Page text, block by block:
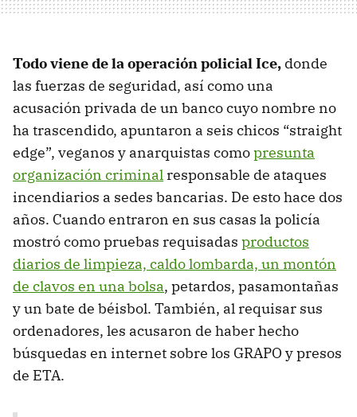
Todo viene de la operación policial Ice, donde
las fuerzas de seguridad, así como una
acusación privada de un banco cuyo nombre no
ha trascendido, apuntaron a seis chicos “straight
edge”, veganos y anarquistas comopresunta
organización criminal responsable de ataques
incendiarios a sedes bancarias. De esto hace dos
años. Cuando entraron en sus casas la policía
mostró como pruebas requisadas productos
diarios de limpieza, caldo lombarda, un montón
de clavos en una bolsa, petardos, pasamontañas
y un bate de béisbol. También, al requisar sus
ordenadores, les acusaron de haber hecho
búsquedas en internet sobre los GRAPO y presos
de ETA.